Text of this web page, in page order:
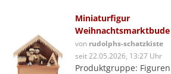
Miniaturfigur
Weihnachtsmarktbude
von rudolphs-schatzkiste
seit 22.05.2026, 13:27 Uhr
Produktgruppe: Figuren